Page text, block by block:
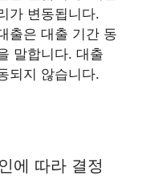
가 변동됩니다.
출은 대출 기간 동
말합니다. 대출
되지 않습니다.
에 따라 결정